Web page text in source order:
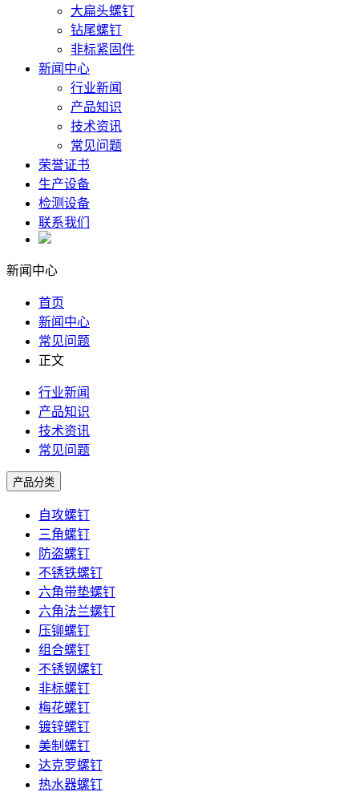
大扁头螺钉
钻尾螺钉
非标紧固件
新闻中心
行业新闻
产品知识
技术资讯
常见问题
荣誉证书
生产设备
检测设备
联系我们
新闻中心
首页
新闻中心
常见问题
正文
行业新闻
产品知识
技术资讯
常见问题
产品分类
自攻螺钉
三角螺钉
防盗螺钉
不锈铁螺钉
六角带垫螺钉
六角法兰螺钉
压铆螺钉
组合螺钉
不锈钢螺钉
非标螺钉
梅花螺钉
镀锌螺钉
美制螺钉
达克罗螺钉
热水器螺钉